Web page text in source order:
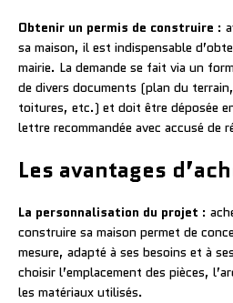
Obtenir un permis de construire :
sa maison, il est indispensable
mairie. La demande se fait via un
de divers documents (plan du
toitures, etc.) et doit être déposée
lettre recommandée avec accusé de
Les avantages
La personnalisation du projet :
construire sa maison permet de
mesure, adapté à ses besoins et à
choisir l’emplacement des pièces,
les matériaux utilisés.